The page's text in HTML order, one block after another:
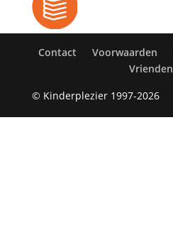
Contact Voorwaarden
Vrienden
© Kinderplezier 1997-2026